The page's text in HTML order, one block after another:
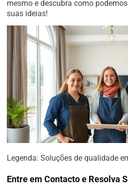
mesmo e descubra como
suas ideias!
Legenda: Soluções de qualidade
Entre em Contacto e Resolva